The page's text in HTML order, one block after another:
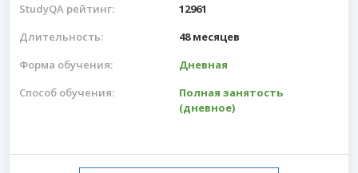
StudyQA рейтинг:
12961
Длительность:
48 месяцев
Форма обучения:
Дневная
Способ обучения:
Полная занятость
(дневное)